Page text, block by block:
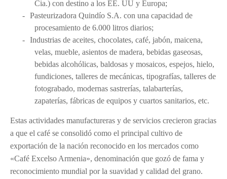
Cia.) con destino a los EE. UU y Europa;
- Pasteurizadora Quindío S.A. con una capacidad de
procesamiento de 6.000 litros diarios;
- Industrias de aceites, chocolates, café, jabón, maicena,
velas, mueble, asientos de madera, bebidas gaseosas,
bebidas alcohólicas, baldosas y mosaicos, espejos, hielo,
fundiciones, talleres de mecánicas, tipografías, talleres de
fotograbado, modernas sastrerías, talabarterías,
zapaterías, fábricas de equipos y cuartos sanitarios, etc.
Estas actividades manufactureras y de servicios crecieron gracias
a que el café se consolidó como el principal cultivo de
exportación de la nación reconocido en los mercados como
«Café Excelso Armenia», denominación que gozó de fama y
reconocimiento mundial por la suavidad y calidad del grano.